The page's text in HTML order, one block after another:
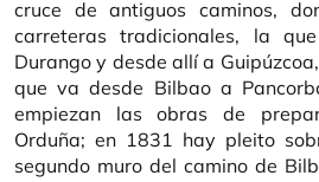
cruce de antiguos caminos,
carreteras tradicionales, la
Durango y desde allí a
que va desde Bilbao a
empiezan las obras de
Orduña; en 1831 hay pleito
segundo muro del camino de